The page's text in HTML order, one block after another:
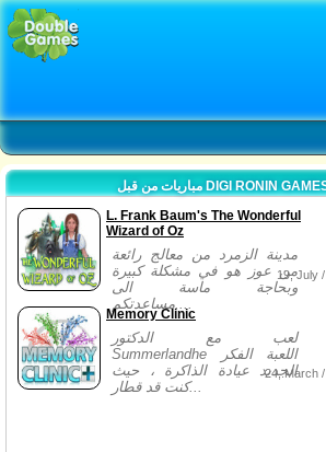
L. Frank Baum's The Wonderful
Wizard of Oz
مدينة الزمرد من معالج رائعة
من عوز هو في مشكلة كبيرة
وبحاجة ماسة الى
مساعدتكم....
19, July /
Memory Clinic
لعب مع الدكتور
Summerlandhe اللعبة الفكر
الجديد عيادة الذاكرة ، حيث
كنت قد قطار...
24, March /